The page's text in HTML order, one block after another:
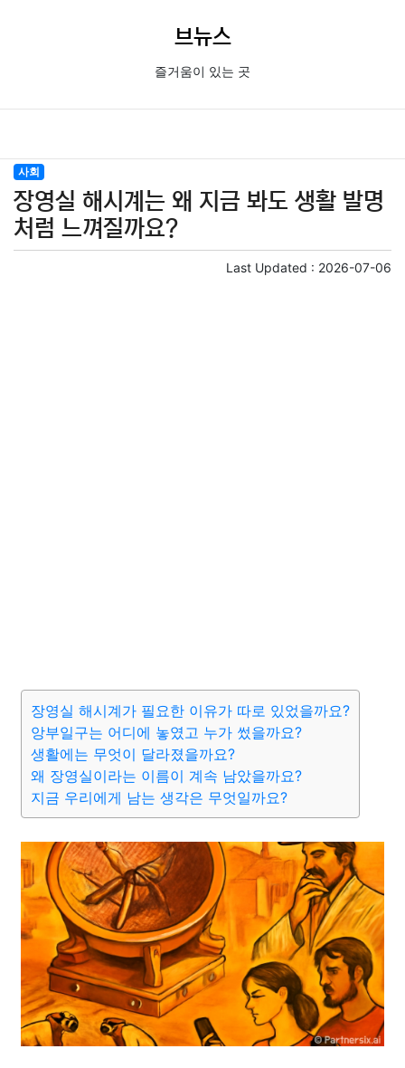
브뉴스
즐거움이 있는 곳
사회
장영실 해시계는 왜 지금 봐도 생활 발명
처럼 느껴질까요?
Last Updated : 2026-07-06
장영실 해시계가 필요한 이유가 따로 있었을까요?
앙부일구는 어디에 놓였고 누가 썼을까요?
생활에는 무엇이 달라졌을까요?
왜 장영실이라는 이름이 계속 남았을까요?
지금 우리에게 남는 생각은 무엇일까요?